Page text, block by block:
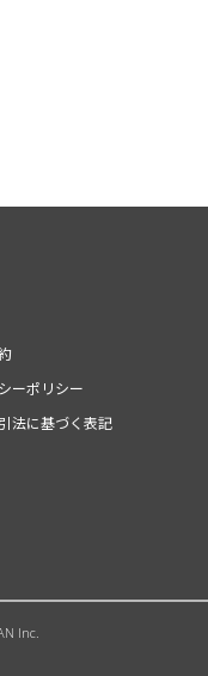
ーポリシー
法に基づく表記
Inc.